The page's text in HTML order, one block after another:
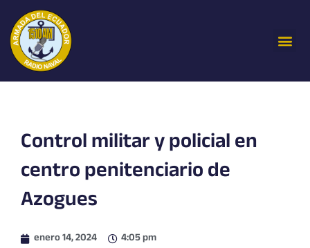
contenido
Control militar y policial en
centro penitenciario de
Azogues
enero 14, 2024 4:05 pm